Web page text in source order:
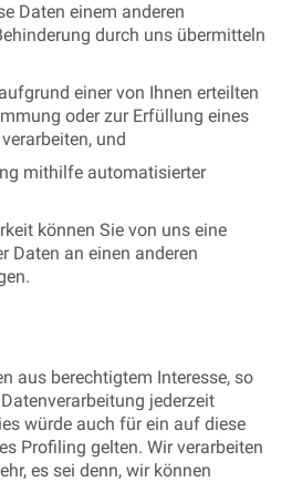
Daten einem anderen
durch uns übermitteln
einer von Ihnen erteilten
oder zur Erfüllung eines
und
automatisierter
können Sie von uns eine
Daten an einen anderen
aus berechtigtem Interesse, so
jederzeit
würde auch für ein auf diese
Profiling gelten. Wir verarbeiten
es sei denn, wir können